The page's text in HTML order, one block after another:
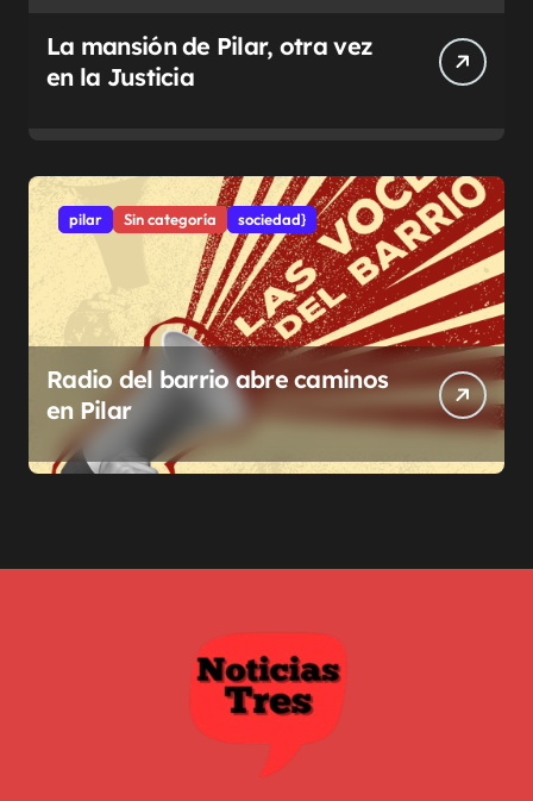
La mansión de Pilar, otra vez
en la Justicia
pilar Sin categoría sociedad}
Radio del barrio abre caminos
en Pilar